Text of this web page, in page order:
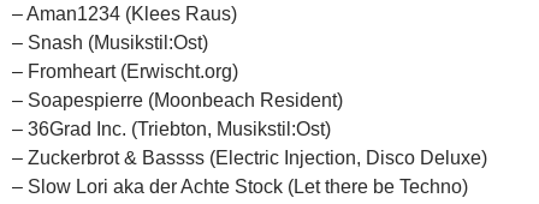
– Aman1234 (Klees Raus)
– Snash (Musikstil:Ost)
– Fromheart (Erwischt.org)
– Soapespierre (Moonbeach Resident)
– 36Grad Inc. (Triebton, Musikstil:Ost)
– Zuckerbrot & Bassss (Electric Injection, Disco Deluxe)
– Slow Lori aka der Achte Stock (Let there be Techno)